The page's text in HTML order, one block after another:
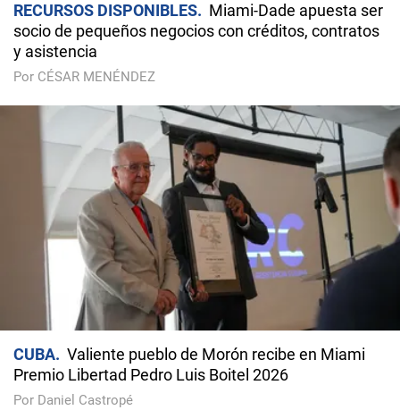
RECURSOS DISPONIBLES
Miami-Dade apuesta ser
socio de pequeños negocios con créditos, contratos
y asistencia
Por CÉSAR MENÉNDEZ
CUBA
Valiente pueblo de Morón recibe en Miami
Premio Libertad Pedro Luis Boitel 2026
Por Daniel Castropé